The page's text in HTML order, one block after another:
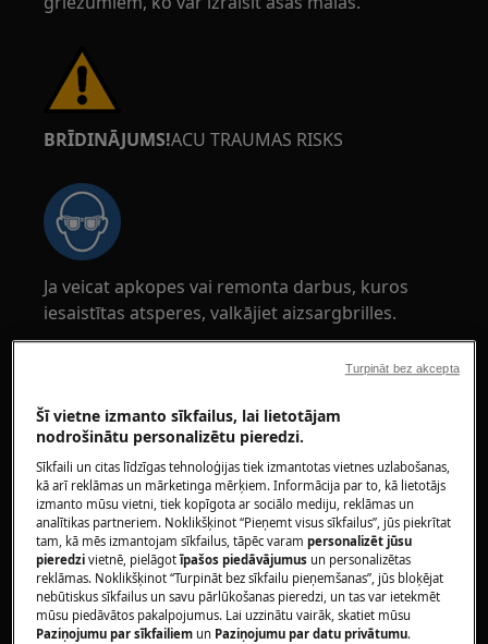
BRĪDINĀJUMS!ACU TRAUMAS RISKS
Ja veicat apkopes vai remonta darbus, kuros
iesaistītas atsperes, valkājiet aizsargbrilles.
BRĪDINĀJUMS!APDEGUMU RISKS
Pirms jebkādiem remonta vai apkopes darbiem
pārliecinieties, ka ierīce nav karsta.
Šī vietne izmanto sīkfailus, lai lietotājam
nodrošinātu personalizētu pieredzi.
Sīkfaili un citas līdzīgas tehnoloģijas tiek izmantotas vietnes uzlabošanas,
kā arī reklāmas un mārketinga mērķiem. Informācija par to, kā lietotājs
izmanto mūsu vietni, tiek kopīgota ar sociālo mediju, reklāmas un
analītikas partneriem. Noklikšķinot “Pieņemt visus sīkfailus”, jūs piekrītat
tam, kā mēs izmantojam sīkfailus, tāpēc varampersonalizēt jūsu
pieredzivietnē, pielāgotīpašos piedāvājumus un personalizētas
reklāmas. Noklikšķinot “Turpināt bez sīkfailu pieņemšanas”, jūs bloķējat
nebūtiskus sīkfailus un savu pārlūkošanas pieredzi, un tas var ietekmēt
mūsu piedāvātos pakalpojumus. Lai uzzinātu vairāk, skatiet mūsu
Paziņojumu par sīkfailiem un Paziņojumu par datu privātumu.
Turpināt bez akcepta